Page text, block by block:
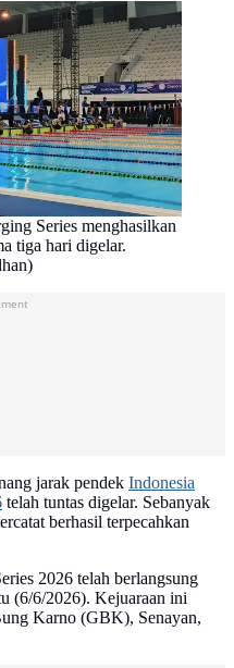
Series menghasilkan
tiga hari digelar.
jarak pendek Indonesia
telah tuntas digelar. Sebanyak
berhasil terpecahkan
2026 ‎telah berlangsung
(6/6/2026). Kejuaraan ini
Karno (GBK), Senayan,